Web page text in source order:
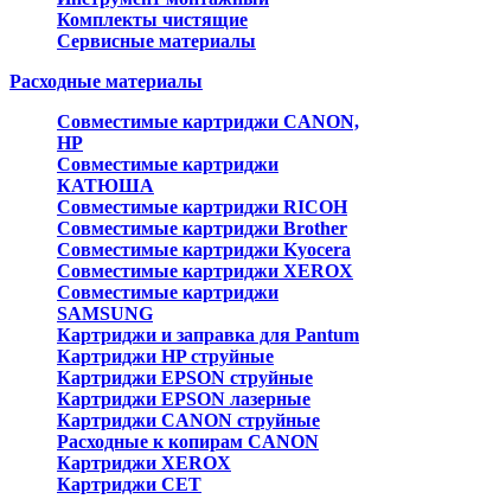
Комплекты чистящие
Сервисные материалы
Расходные материалы
Совместимые картриджи CANON,
HP
Совместимые картриджи
КАТЮША
Совместимые картриджи RICOH
Совместимые картриджи Brother
Совместимые картриджи Kyocera
Совместимые картриджи XEROX
Совместимые картриджи
SAMSUNG
Картриджи и заправка для Pantum
Картриджи HP струйные
Картриджи EPSON струйные
Картриджи EPSON лазерные
Картриджи CANON струйные
Расходные к копирам CANON
Картриджи XEROX
Картриджи CET